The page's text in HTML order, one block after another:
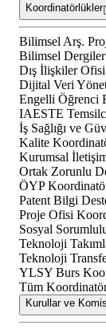
Koordinatörlükler
Bilimsel Arş.
Bilimsel
Dış İlişkiler
Dijital Veri
Engelli Öğrenci
IAESTE
İş Sağlığı ve
Kalite
Kurumsal
Ortak Zorunlu
ÖYP
Patent Bilgi
Proje Ofisi
Sosyal
Teknoloji
Teknoloji
YLSY Burs
Tüm
Kurullar ve